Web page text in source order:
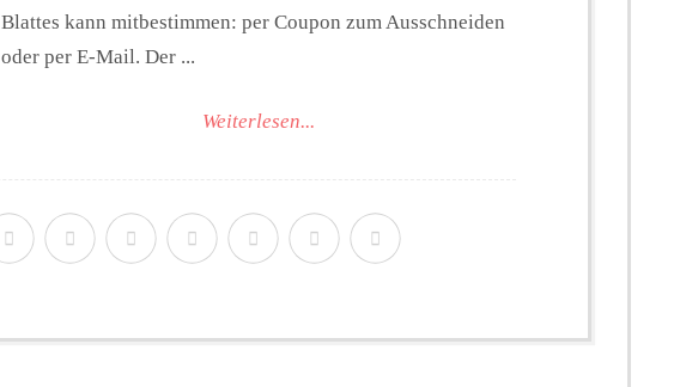
Blattes kann mitbestimmen: per Coupon zum Ausschneiden
oder per E-Mail. Der ...
Weiterlesen...